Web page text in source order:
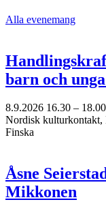
Alla evenemang
barn och
8.9.2026 16.30 – 18.00
Nordisk
Finska
Åsne
Mikkonen